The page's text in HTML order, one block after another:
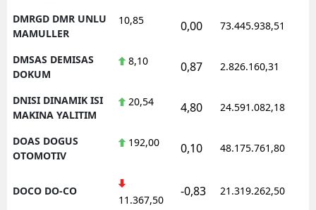
DMRGD DMR UNLU
MAMULLER
10,85 0,00 73.445.938,51
DMSAS DEMISAS
DOKUM
8,10 0,87 2.826.160,31
DNISI DINAMIK ISI
MAKINA YALITIM
20,54 4,80 24.591.082,18
DOAS DOGUS
OTOMOTIV
192,00 0,10 48.175.761,80
DOCO DO-CO
11.367,50
-0,83 21.319.262,50